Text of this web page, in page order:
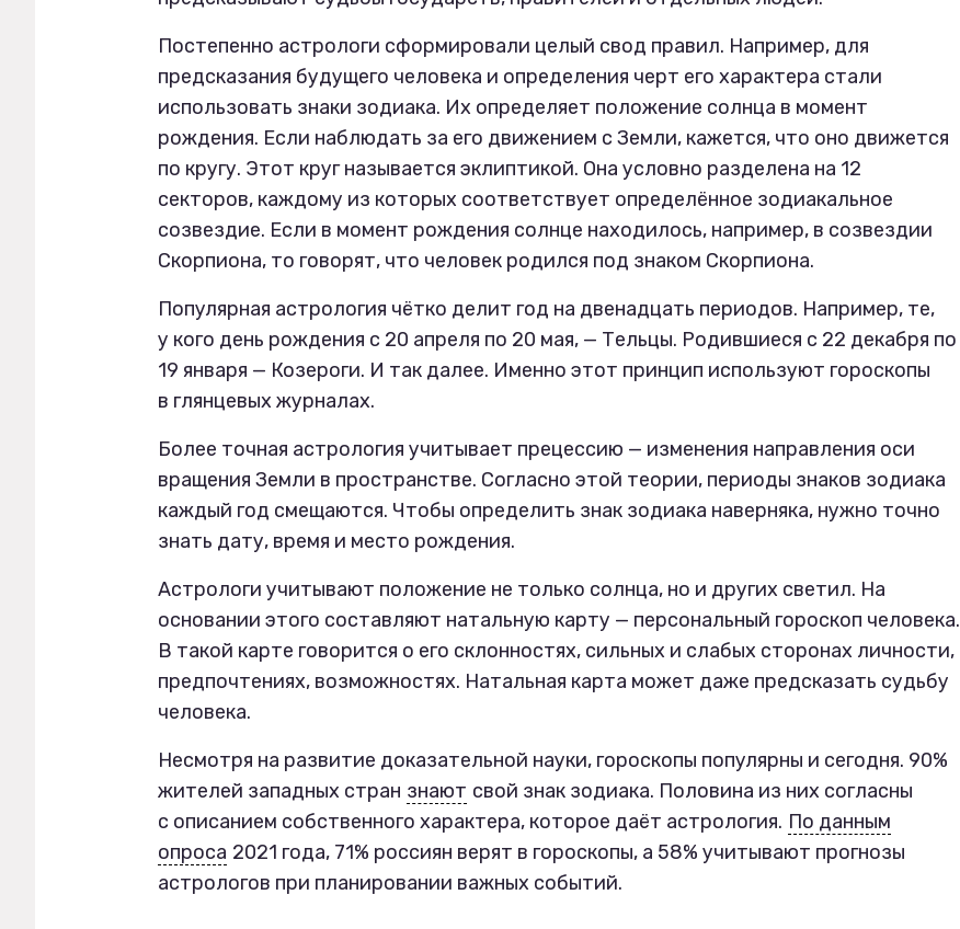
Постепенно астрологи сформировали целый свод правил. Например, для
предсказания будущего человека и определения черт его характера стали
использовать знаки зодиака. Их определяет положение солнца в момент
рождения. Если наблюдать за его движением с Земли, кажется, что оно движется
по кругу. Этот круг называется эклиптикой. Она условно разделена на 12
секторов, каждому из которых соответствует определённое зодиакальное
созвездие. Если в момент рождения солнце находилось, например, в созвездии
Скорпиона, то говорят, что человек родился под знаком Скорпиона.
Популярная астрология чётко делит год на двенадцать периодов. Например, те,
у кого день рождения с 20 апреля по 20 мая, — Тельцы. Родившиеся с 22 декабря по
19 января — Козероги. И так далее. Именно этот принцип используют гороскопы
в глянцевых журналах.
Более точная астрология учитывает прецессию — изменения направления оси
вращения Земли в пространстве. Согласно этой теории, периоды знаков зодиака
каждый год смещаются. Чтобы определить знак зодиака наверняка, нужно точно
знать дату, время и место рождения.
Астрологи учитывают положение не только солнца, но и других светил. На
основании этого составляют натальную карту — персональный гороскоп человека.
В такой карте говорится о его склонностях, сильных и слабых сторонах личности,
предпочтениях, возможностях. Натальная карта может даже предсказать судьбу
человека.
Несмотря на развитие доказательной науки, гороскопы популярны и сегодня. 90%
жителей западных стран знают свой знак зодиака. Половина из них согласны
с описанием собственного характера, которое даёт астрология. По данным
опроса 2021 года, 71% россиян верят в гороскопы, а 58% учитывают прогнозы
астрологов при планировании важных событий.